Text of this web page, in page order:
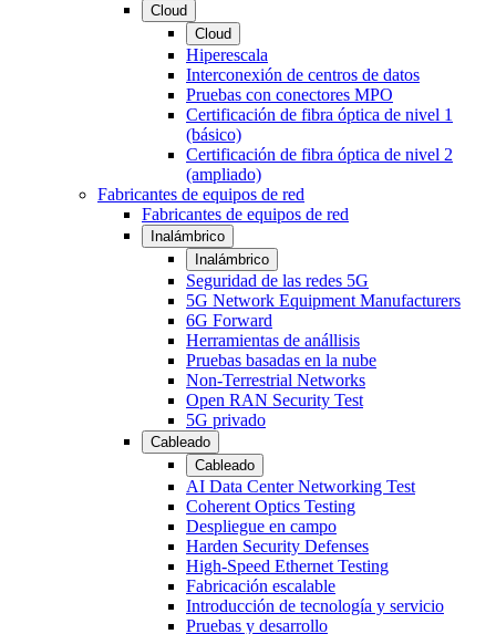
Cloud
Cloud
Hiperescala
Interconexión de centros de datos
Pruebas con conectores MPO
Certificación de fibra óptica de nivel 1
(básico)
Certificación de fibra óptica de nivel 2
(ampliado)
Fabricantes de equipos de red
Fabricantes de equipos de red
Inalámbrico
Inalámbrico
Seguridad de las redes 5G
5G Network Equipment Manufacturers
6G Forward
Herramientas de anállisis
Pruebas basadas en la nube
Non-Terrestrial Networks
Open RAN Security Test
5G privado
Cableado
Cableado
AI Data Center Networking Test
Coherent Optics Testing
Despliegue en campo
Harden Security Defenses
High-Speed Ethernet Testing
Fabricación escalable
Introducción de tecnología y servicio
Pruebas y desarrollo